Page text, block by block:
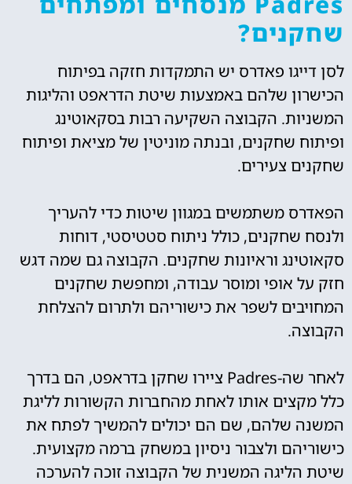
שחקנים?
לסן דייגו פאדרס יש התמקדות חזקה בפיתוח
הכישרון שלהם באמצעות שיטת הדראפט והליגות
המשניות. הקבוצה השקיעה רבות בסקאוטינג
ופיתוח שחקנים, ובנתה מוניטין של מציאת ופיתוח
שחקנים צעירים.
הפאדרס משתמשים במגוון שיטות כדי להעריך
ולנסח שחקנים, כולל ניתוח סטטיסטי, דוחות
סקאוטינג וראיונות שחקנים. הקבוצה גם שמה דגש
חזק על אופי ומוסר עבודה, ומחפשת שחקנים
המחויבים לשפר את כישוריהם ולתרום להצלחת
הקבוצה.
לאחר שה-Padres ציירו שחקן בדראפט, הם בדרך
כלל מקצים אותו לאחת מהחברות הקשורות לליגת
המשנה שלהם, שם הם יכולים להמשיך לפתח את
כישוריהם ולצבור ניסיון במשחק ברמה מקצועית.
שיטת הליגה המשנית של הקבוצה זוכה להערכה